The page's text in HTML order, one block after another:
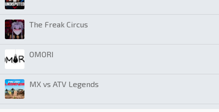
The Freak Circus
OMORI
MX vs ATV Legends